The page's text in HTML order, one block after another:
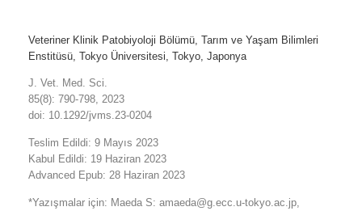
Veteriner Klinik Patobiyoloji Bölümü, Tarım ve Yaşam Bilimleri
Enstitüsü, Tokyo Üniversitesi, Tokyo, Japonya
J. Vet. Med. Sci.
85(8): 790-798, 2023
doi: 10.1292/jvms.23-0204
Teslim Edildi: 9 Mayıs 2023
Kabul Edildi: 19 Haziran 2023
Advanced Epub: 28 Haziran 2023
*Yazışmalar için: Maeda S: amaeda@g.ecc.u-tokyo.ac.jp,